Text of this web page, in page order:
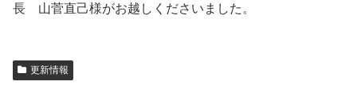
長 山菅直己様がお越しくださいました。
更新情報